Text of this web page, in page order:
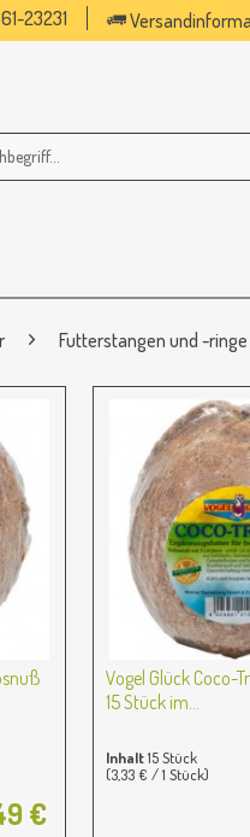
23231
Futterstangen und -ringe
€
Vogel Glück Coco-
15 Stück im...
Inhalt15 Stück
(3,33 € / 1 Stück)